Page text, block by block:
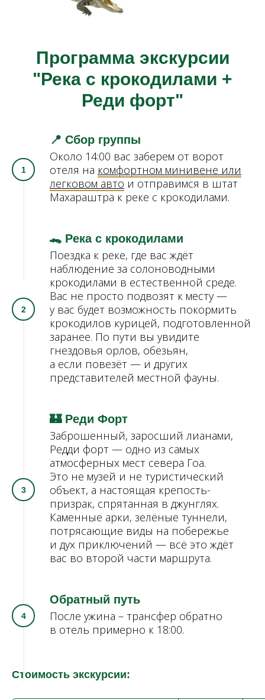
Программа экскурсии
"Река с крокодилами +
Реди форт"
📍 Сбор группы
Около 14:00 вас заберем от ворот
отеля на комфортном минивене или
легковом авто и отправимся в штат
Махараштра к реке с крокодилами.
🐊 Река с крокодилами
Поездка к реке, где вас ждёт
наблюдение за солоноводными
крокодилами в естественной среде.
Вас не просто подвозят к месту —
у вас будет возможность покормить
крокодилов курицей, подготовленной
заранее. По пути вы увидите
гнездовья орлов, обезьян,
а если повезёт — и других
представителей местной фауны.
🏰 Реди Форт
Заброшенный, заросший лианами,
Редди форт — одно из самых
атмосферных мест севера Гоа.
Это не музей и не туристический
объект, а настоящая крепость-
призрак, спрятанная в джунглях.
Каменные арки, зелёные туннели,
потрясающие виды на побережье
и дух приключений — всё это ждёт
вас во второй части маршрута.
Обратный путь
После ужина – трансфер обратно
в отель примерно к 18:00.
Стоимость экскурсии: